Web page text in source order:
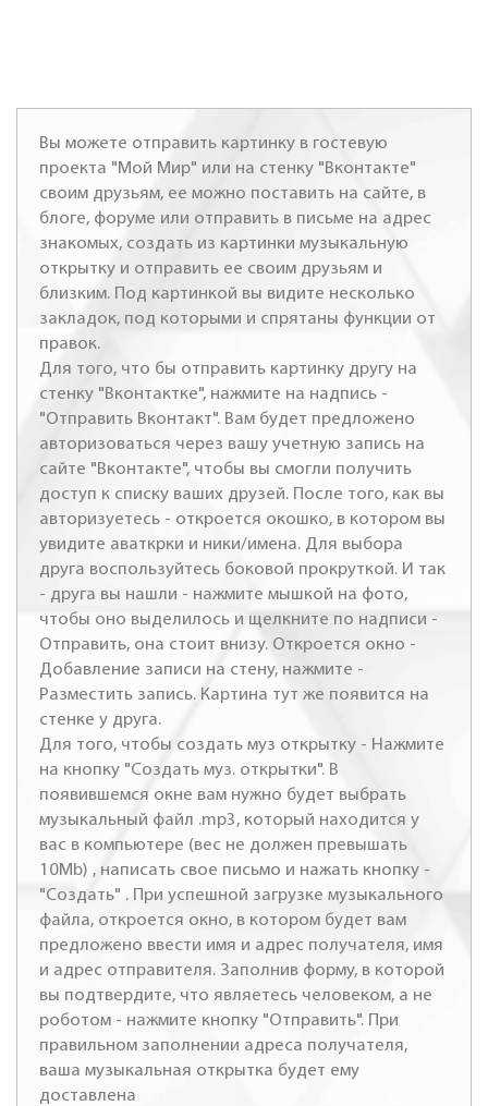
Вы можете отправить картинку в гостевую
проекта "Мой Мир" или на стенку "Вконтакте"
своим друзьям, ее можно поставить на сайте, в
блоге, форуме или отправить в письме на адрес
знакомых, создать из картинки музыкальную
открытку и отправить ее своим друзьям и
близким. Под картинкой вы видите несколько
закладок, под которыми и спрятаны функции от
правок.
Для того, что бы отправить картинку другу на
стенку "Вконтактке", нажмите на надпись -
"Отправить Вконтакт". Вам будет предложено
авторизоваться через вашу учетную запись на
сайте "Вконтакте", чтобы вы смогли получить
доступ к списку ваших друзей. После того, как вы
авторизуетесь - откроется окошко, в котором вы
увидите аваткрки и ники/имена. Для выбора
друга воспользуйтесь боковой прокруткой. И так
- друга вы нашли - нажмите мышкой на фото,
чтобы оно выделилось и щелкните по надписи -
Отправить, она стоит внизу. Откроется окно -
Добавление записи на стену, нажмите -
Разместить запись. Картина тут же появится на
стенке у друга.
Для того, чтобы создать муз открытку - Нажмите
на кнопку "Создать муз. открытки". В
появившемся окне вам нужно будет выбрать
музыкальный файл .mp3, который находится у
вас в компьютере (вес не должен превышать
10Mb) , написать свое письмо и нажать кнопку -
"Создать" . При успешной загрузке музыкального
файла, откроется окно, в котором будет вам
предложено ввести имя и адрес получателя, имя
и адрес отправителя. Заполнив форму, в которой
вы подтвердите, что являетесь человеком, а не
роботом - нажмите кнопку "Отправить". При
правильном заполнении адреса получателя,
ваша музыкальная открытка будет ему
доставлена